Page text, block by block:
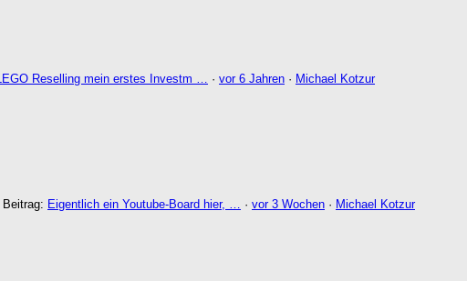
Reselling mein erstes Investm … · vor 6 Jahren · Michael Kotzur
Eigentlich ein Youtube-Board hier, … · vor 3 Wochen · Michael Kotzur